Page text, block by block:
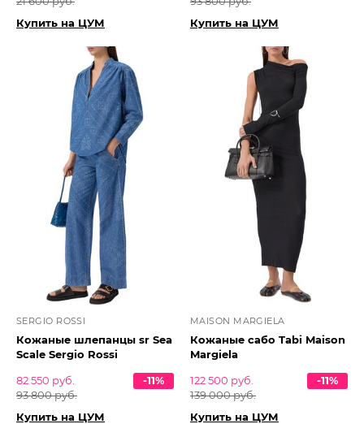
Купить на ЦУМ
Купить на ЦУМ
SERGIO ROSSI
Кожаные шлепанцы sr Sea
Scale Sergio Rossi
82 550 руб.
93 800 руб.
-11%
Купить на ЦУМ
MAISON MARGIELA
Кожаные сабо Tabi Maison
Margiela
122 500 руб.
139 000 руб.
-11%
Купить на ЦУМ